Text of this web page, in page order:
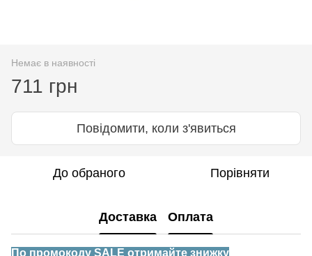
Немає в наявності
711 грн
Повідомити, коли з'явиться
До обраного Порівняти
Доставка Оплата
По промокоду SALE отримайте знижку